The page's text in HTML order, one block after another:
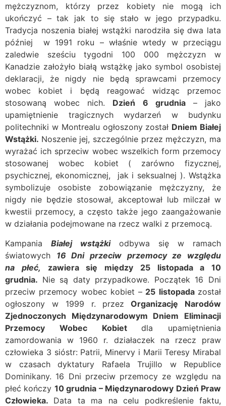
mężczyznom, którzy przez kobiety nie mogą ich
ukończyć – tak jak to się stało w jego przypadku.
Tradycja noszenia białej wstążki narodziła się dwa lata
później w 1991 roku – właśnie wtedy w przeciągu
zaledwie sześciu tygodni 100 000 mężczyzn w
Kanadzie założyło białą wstążkę jako symbol osobistej
deklaracji, że nigdy nie będą sprawcami przemocy
wobec kobiet i będą reagować widząc przemoc
stosowaną wobec nich. Dzień 6 grudnia– jako
upamiętnienie tragicznych wydarzeń w budynku
politechniki w Montrealu ogłoszony został Dniem Białej
Wstążki. Noszenie jej, szczególnie przez mężczyzn, ma
wyrażać ich sprzeciw wobec wszelkich form przemocy
stosowanej wobec kobiet ( zarówno fizycznej,
psychicznej, ekonomicznej, jak i seksualnej ). Wstążka
symbolizuje osobiste zobowiązanie mężczyzny, że
nigdy nie będzie stosował, akceptował lub milczał w
kwestii przemocy, a często także jego zaangażowanie
w działania podejmowane na rzecz walki z przemocą.
Kampania Białej wstążkiodbywa się w ramach
światowych 16 Dni przeciw przemocy ze względu
na płeć, zawiera się między 25 listopada a 10
grudnia. Nie są daty przypadkowe. Początek 16 Dni
przeciw przemocy wobec kobiet – 25 listopada został
ogłoszony w 1999 r. przez Organizację Narodów
Zjednoczonych Międzynarodowym Dniem Eliminacji
Przemocy Wobec Kobietdla upamiętnienia
zamordowania w 1960 r. działaczek na rzecz praw
człowieka 3 sióstr: Patrii, Minervy i Marii Teresy Mirabal
w czasach dyktatury Rafaela Trujillo w Republice
Dominikany. 16 Dni przeciw przemocy ze względu na
płeć kończy 10 grudnia – Międzynarodowy Dzień Praw
Człowieka. Data ta ma na celu podkreślenie faktu,